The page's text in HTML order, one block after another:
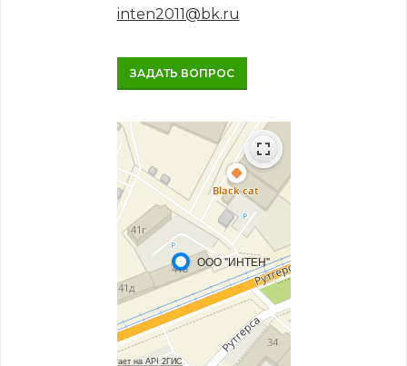
inten2011@bk.ru
ЗАДАТЬ ВОПРОС